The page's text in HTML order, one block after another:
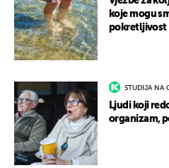
koje mogu
pokretljivost
STUDIJA NA
Ljudi koji
organizam,